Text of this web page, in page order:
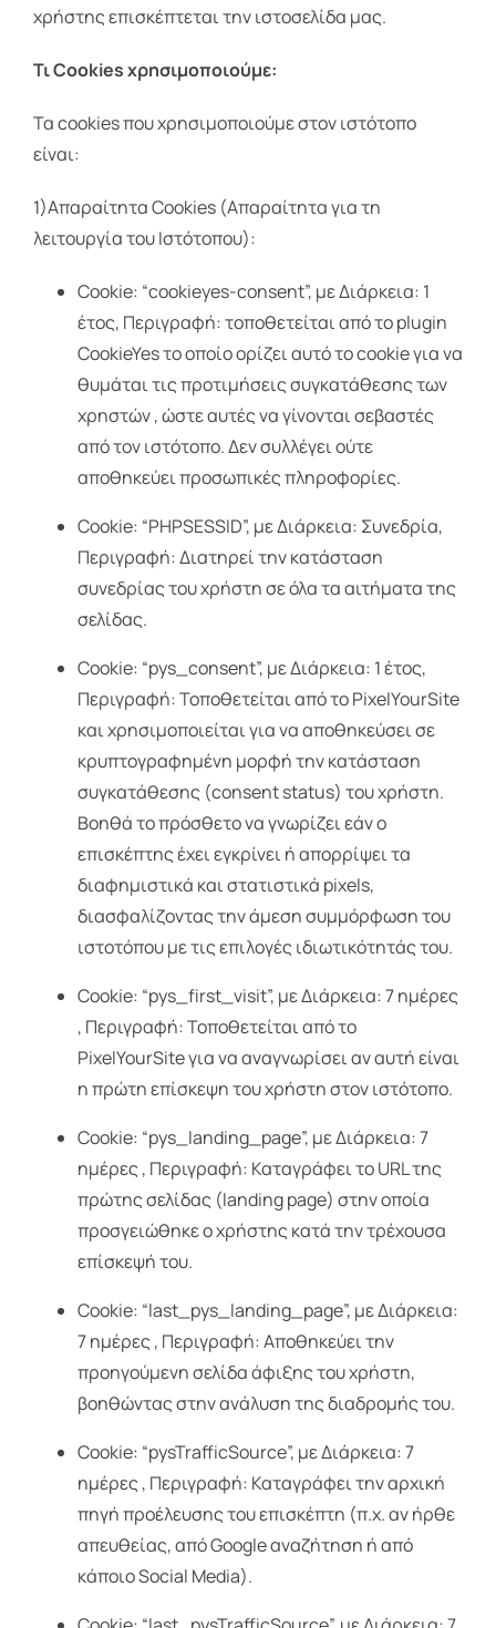
χρήστης επισκέπτεται την ιστοσελίδα μας.
Τι Cookies χρησιμοποιούμε:
Τα cookies που χρησιμοποιούμε στον ιστότοπο
είναι:
1)Απαραίτητα Cookies (Απαραίτητα για τη
λειτουργία του Ιστότοπου):
Cookie: “cookieyes-consent”, με Διάρκεια: 1
έτος, Περιγραφή: τοποθετείται από το plugin
CookieYes το οποίο ορίζει αυτό το cookie για να
θυμάται τις προτιμήσεις συγκατάθεσης των
χρηστών , ώστε αυτές να γίνονται σεβαστές
από τον ιστότοπο. Δεν συλλέγει ούτε
αποθηκεύει προσωπικές πληροφορίες.
Cookie: “PHPSESSID”, με Διάρκεια: Συνεδρία,
Περιγραφή: Διατηρεί την κατάσταση
συνεδρίας του χρήστη σε όλα τα αιτήματα της
σελίδας.
Cookie: “pys_consent”, με Διάρκεια: 1 έτος,
Περιγραφή: Τοποθετείται από το PixelYourSite
και χρησιμοποιείται για να αποθηκεύσει σε
κρυπτογραφημένη μορφή την κατάσταση
συγκατάθεσης (consent status) του χρήστη.
Βοηθά το πρόσθετο να γνωρίζει εάν ο
επισκέπτης έχει εγκρίνει ή απορρίψει τα
διαφημιστικά και στατιστικά pixels,
διασφαλίζοντας την άμεση συμμόρφωση του
ιστοτόπου με τις επιλογές ιδιωτικότητάς του.
Cookie: “pys_first_visit”, με Διάρκεια: 7 ημέρες
, Περιγραφή: Τοποθετείται από το
PixelYourSite για να αναγνωρίσει αν αυτή είναι
η πρώτη επίσκεψη του χρήστη στον ιστότοπο.
Cookie: “pys_landing_page”, με Διάρκεια: 7
ημέρες , Περιγραφή: Καταγράφει το URL της
πρώτης σελίδας (landing page) στην οποία
προσγειώθηκε ο χρήστης κατά την τρέχουσα
επίσκεψή του.
Cookie: “last_pys_landing_page”, με Διάρκεια:
7 ημέρες , Περιγραφή: Αποθηκεύει την
προηγούμενη σελίδα άφιξης του χρήστη,
βοηθώντας στην ανάλυση της διαδρομής του.
Cookie: “pysTrafficSource”, με Διάρκεια: 7
ημέρες , Περιγραφή: Καταγράφει την αρχική
πηγή προέλευσης του επισκέπτη (π.χ. αν ήρθε
απευθείας, από Google αναζήτηση ή από
κάποιο Social Media).